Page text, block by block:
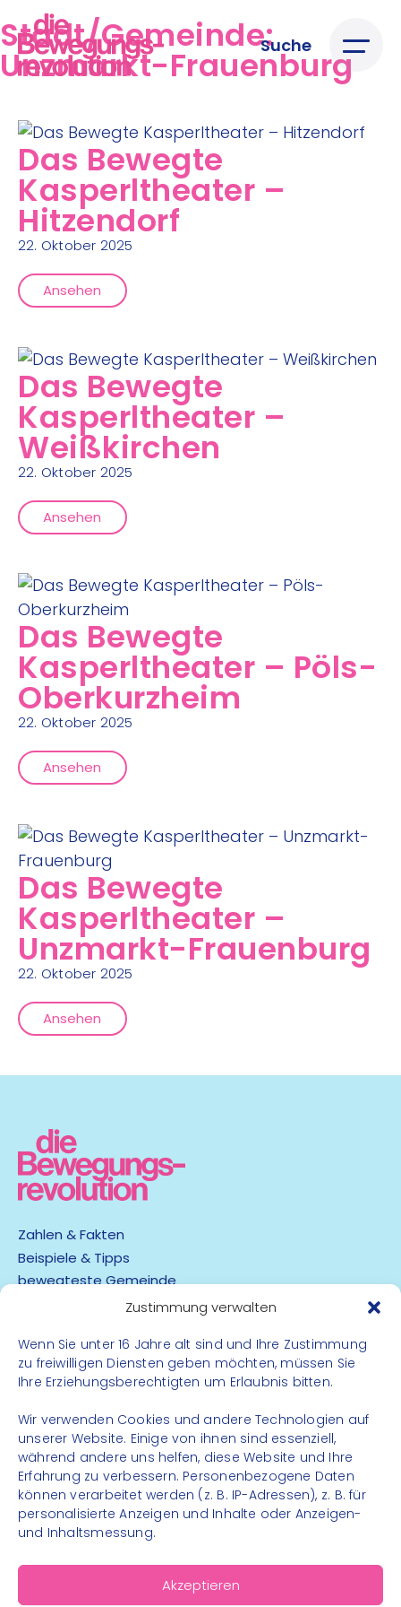
Zustimmung verwalten
Wenn Sie unter 16 Jahre alt sind und Ihre Zustimmung
zu freiwilligen Diensten geben möchten, müssen Sie
Ihre Erziehungsberechtigten um Erlaubnis bitten.
Wir verwenden Cookies und andere Technologien auf
unserer Website. Einige von ihnen sind essenziell,
während andere uns helfen, diese Website und Ihre
Erfahrung zu verbessern. Personenbezogene Daten
können verarbeitet werden (z. B. IP-Adressen), z. B. für
personalisierte Anzeigen und Inhalte oder Anzeigen-
und Inhaltsmessung.
Akzeptieren
Suche
Stadt/Gemeinde:
Unzmarkt-Frauenburg
Das Bewegte
Kasperltheater –
Hitzendorf
22. Oktober 2025
Ansehen
Das Bewegte
Kasperltheater –
Weißkirchen
22. Oktober 2025
Ansehen
Das Bewegte
Kasperltheater – Pöls-
Oberkurzheim
22. Oktober 2025
Ansehen
Das Bewegte
Kasperltheater –
Unzmarkt-Frauenburg
22. Oktober 2025
Ansehen
Zahlen & Fakten
Beispiele & Tipps
bewegteste Gemeinde
Barrierefreiheit
Datenschutz
Impressum
Kontakt
FOLGE UNS
Instagram
Facebook